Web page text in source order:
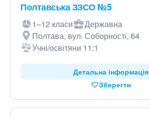
Полтавська ЗЗСО №5
1–12 класи
Державна
Полтава, вул. Соборності, 64
Учні/освітяни 11:1
Детальна інформація
Зберегти